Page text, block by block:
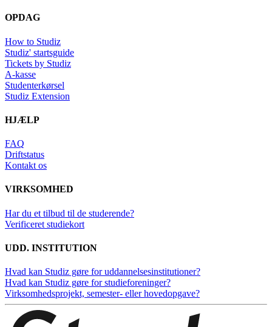
OPDAG
How to Studiz
Studiz' startsguide
Tickets by Studiz
A-kasse
Studenterkørsel
Studiz Extension
HJÆLP
FAQ
Driftstatus
Kontakt os
VIRKSOMHED
Har du et tilbud til de studerende?
Verificeret studiekort
UDD. INSTITUTION
Hvad kan Studiz gøre for uddannelsesinstitutioner?
Hvad kan Studiz gøre for studieforeninger?
Virksomhedsprojekt, semester- eller hovedopgave?